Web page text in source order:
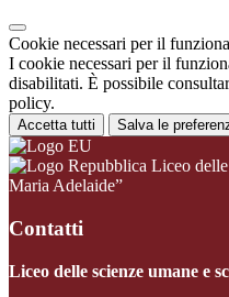
Cookie necessari per il
I cookie necessari per il
disabilitati. È possibile
policy.
Accetta tutti Salva le
Liceo
Maria Adelaide”
Contatti
Liceo delle scienze umane e